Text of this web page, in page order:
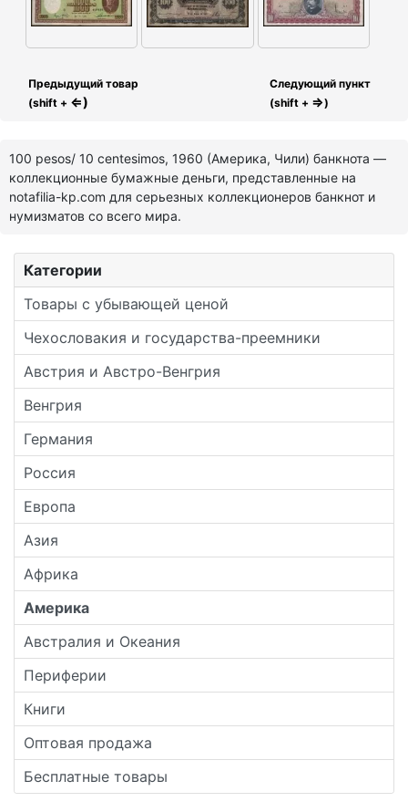
Категории
Товары с убывающей ценой
Чехословакия и государства-преемники
Австрия и Австро-Венгрия
Венгрия
Германия
Россия
Европа
Азия
Африка
Америка
Австралия и Океания
Периферии
Книги
Оптовая продажа
Бесплатные товары
Предыдущий товар
(shift + ⇐)
Следующий пункт
(shift + ⇒)
100 pesos/ 10 centesimos, 1960 (Америка, Чили) банкнота —
коллекционные бумажные деньги, представленные на
notafilia-kp.com для серьезных коллекционеров банкнот и
нумизматов со всего мира.